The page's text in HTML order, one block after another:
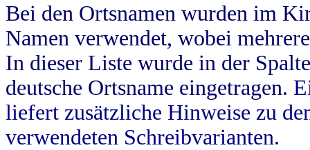
Bei den Ortsnamen wurden im
Namen verwendet, wobei
In dieser Liste wurde in der
deutsche Ortsname eingetragen.
liefert zusätzliche Hinweise zu
verwendeten Schreibvarianten.